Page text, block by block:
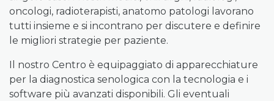
oncologi, radioterapisti, anatomo patologi lavorano
tutti insieme e si incontrano per discutere e definire
le migliori strategie per paziente.
Il nostro Centro è equipaggiato di apparecchiature
per la diagnostica senologica con la tecnologia e i
software più avanzati disponibili. Gli eventuali